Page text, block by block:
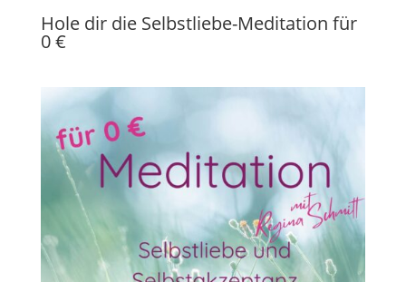
Hole dir die Selbstliebe-Meditation für
0 €